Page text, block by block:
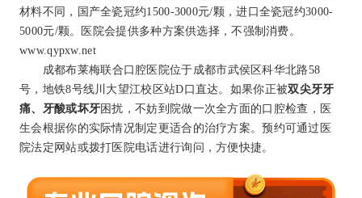
材料不同，国产全瓷冠约1500-3000元/颗，进口全瓷冠约3000-
5000元/颗。医院会提供多种方案供选择，不强制消费。
www.qypxw.net
成都布莱梅联合口腔医院位于成都市武侯区科华北路58
号，地铁8号线川大望江校区站D口直达。如果你正被双尖牙牙
痛、牙酸或坏牙困扰，不妨到院做一次全方面的口腔检查，医
生会根据你的实际情况制定更适合的治疗方案。预约可通过医
院法定网站或拨打医院电话进行询问，方便快捷。